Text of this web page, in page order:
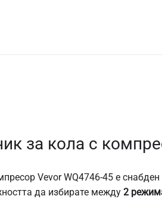
за кола с
Vevor WQ4746-45 е
да избирате между 2